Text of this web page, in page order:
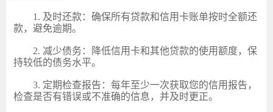
1. 及时还款：确保所有贷款和信用卡账单按时全额还
款，避免逾期。
2. 减少债务：降低信用卡和其他贷款的使用额度，保
持较低的债务水平。
3. 定期检查报告：每年至少一次获取您的信用报告，
检查是否有错误或不准确的信息，并及时更正。